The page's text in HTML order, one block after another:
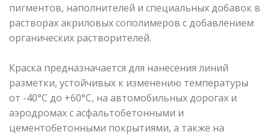
пигментов, наполнителей и специальных добавок в
растворах акриловых сополимеров с добавлением
органических растворителей.
Краска предназначается для нанесения линий
разметки, устойчивых к изменению температуры
от -40°С до +60°С, на автомобильных дорогах и
аэродромах с асфальтобетонными и
цементобетонными покрытиями, а также на